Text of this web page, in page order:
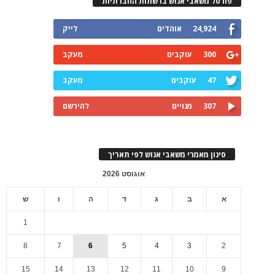
24,924 אוהדים לייק
300 עוקבים מעקב
47 עוקבים מעקב
307 מנויים להירשם
סינון מאמרי משאבי אנוש לפי תאריך
אוגוסט 2026
א ב ג ד ה ו ש
1
2
3
4
5
6
7
8
9
10
11
12
13
14
15